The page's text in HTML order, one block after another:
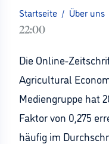
Startseite / Über uns
22:00
Die Online-
Agricultural
Mediengruppe hat
Faktor von 0,275
häufig im